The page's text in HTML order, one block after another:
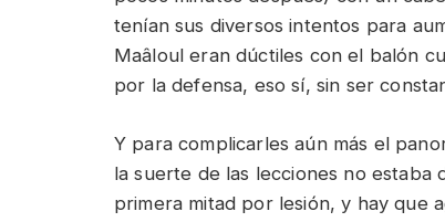
tenían sus diversos intentos para
Maâloul eran dúctiles con el balón
por la defensa, eso sí, sin ser
Y para complicarles aún más el
la suerte de las lecciones no estaba
primera mitad por lesión, y hay que